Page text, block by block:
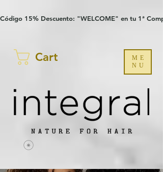
Código 15% Descuento: "WELCOME" en tu 1ª
Cart
ME
NU